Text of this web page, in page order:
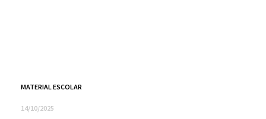
MATERIAL ESCOLAR
14/10/2025